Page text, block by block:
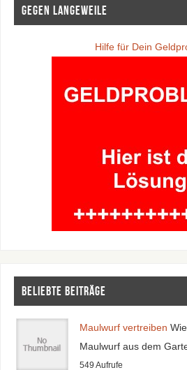
Gegen Langeweile
Hilfe für Dein
Beliebte Beiträge
Maulwurf vertreiben
Maulwurf aus dem
549 Aufrufe